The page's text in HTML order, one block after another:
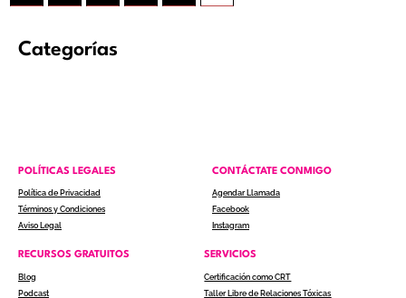
Categorías
POLÍTICAS LEGALES
Política de Privacidad
Términos y Condiciones
Aviso Legal
CONTÁCTATE CONMIGO
Agendar Llamada
Facebook
Instagram
RECURSOS GRATUITOS
Blog
Podcast
SERVICIOS
Certificación como CRT
Taller Libre de Relaciones Tóxicas